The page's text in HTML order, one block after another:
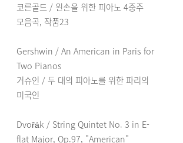
코른골드 / 왼손을 위한 피아노 4중주
모음곡, 작품23
Gershwin / An American in Paris for
Two Pianos
거슈인 / 두 대의 피아노를 위한 파리의
미국인
Dvořák / String Quintet No. 3 in E-
flat Major, Op.97, "American"